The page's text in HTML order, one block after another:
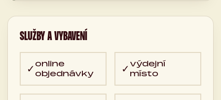
SLUŽBY A VYBAVENÍ
✓ online
objednávky
✓ výdejní
místo